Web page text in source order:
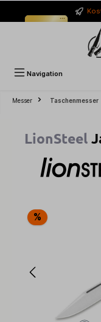
Navigation
Messer Taschenmesser
LionSteel
Bildergalerie
%